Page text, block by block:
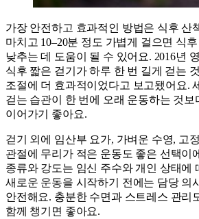
가장 안전하고 효과적인 방법은 식후 산
마치고 10–20분 정도 가볍게 걸으면 식
낮추는 데 도움이 될 수 있어요. 2016년
식후 짧은 걷기가 하루 한 번 길게 걷는
조절에 더 효과적이었다고 보고됐어요.
걷는 습관이 한 번에 오래 운동하는 것보
이어가기 좋아요.
걷기 외에 임산부 요가, 가벼운 수영, 고
관절에 무리가 적은 운동도 좋은 선택이
종류와 강도는 임신 주수와 개인 상태에
새로운 운동을 시작하기 전에는 담당 의
안전해요. 충분한 수면과 스트레스 관리
함께 챙기면 좋아요.